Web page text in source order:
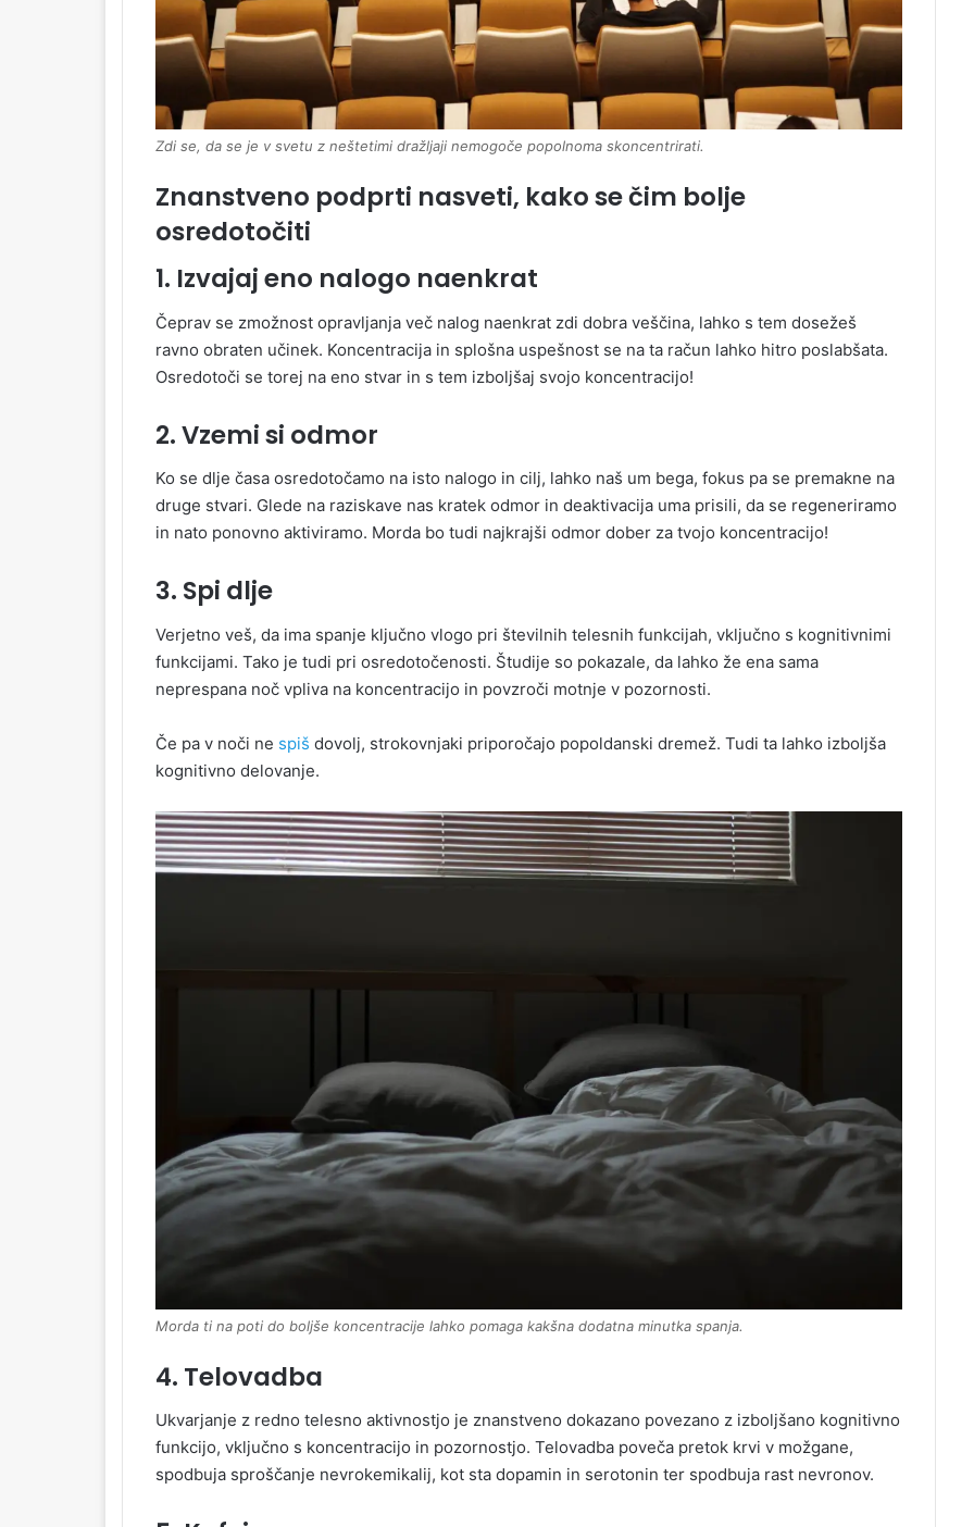
Zdi se, da se je v svetu z neštetimi dražljaji nemogoče popolnoma skoncentrirati.
Znanstveno podprti nasveti, kako se čim bolje
osredotočiti
1. Izvajaj eno nalogo naenkrat
Čeprav se zmožnost opravljanja več nalog naenkrat zdi dobra veščina, lahko s tem dosežeš
ravno obraten učinek. Koncentracija in splošna uspešnost se na ta račun lahko hitro poslabšata.
Osredotoči se torej na eno stvar in s tem izboljšaj svojo koncentracijo!
2. Vzemi si odmor
Ko se dlje časa osredotočamo na isto nalogo in cilj, lahko naš um bega, fokus pa se premakne na
druge stvari. Glede na raziskave nas kratek odmor in deaktivacija uma prisili, da se regeneriramo
in nato ponovno aktiviramo. Morda bo tudi najkrajši odmor dober za tvojo koncentracijo!
3. Spi dlje
Verjetno veš, da ima spanje ključno vlogo pri številnih telesnih funkcijah, vključno s kognitivnimi
funkcijami. Tako je tudi pri osredotočenosti. Študije so pokazale, da lahko že ena sama
neprespana noč vpliva na koncentracijo in povzroči motnje v pozornosti.
Če pa v noči ne spiš dovolj, strokovnjaki priporočajo popoldanski dremež. Tudi ta lahko izboljša
kognitivno delovanje.
Morda ti na poti do boljše koncentracije lahko pomaga kakšna dodatna minutka spanja.
4. Telovadba
Ukvarjanje z redno telesno aktivnostjo je znanstveno dokazano povezano z izboljšano kognitivno
funkcijo, vključno s koncentracijo in pozornostjo. Telovadba poveča pretok krvi v možgane,
spodbuja sproščanje nevrokemikalij, kot sta dopamin in serotonin ter spodbuja rast nevronov.